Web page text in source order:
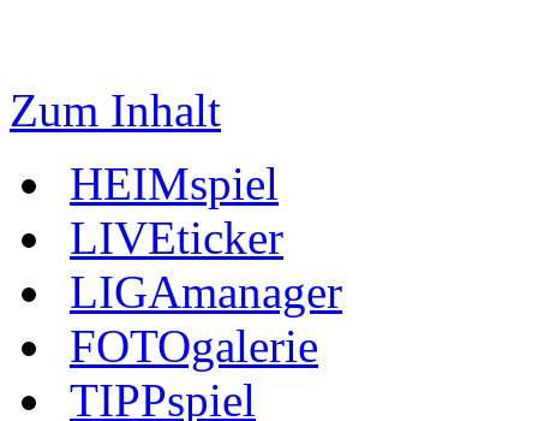
Zum Inhalt
HEIMspiel
LIVEticker
LIGAmanager
FOTOgalerie
TIPPspiel